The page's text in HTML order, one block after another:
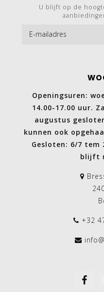
U blijft op de
Openingsuren:
14.00-17.00 uur.
augustus
kunnen ook
Gesloten: 6/7 tem
blijft
+32